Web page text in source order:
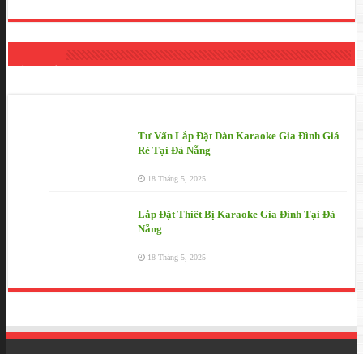
Tin Mới
Tư Vấn Lắp Đặt Dàn Karaoke Gia Đình Giá
Rẻ Tại Đà Nẵng
18 Tháng 5, 2025
Lắp Đặt Thiết Bị Karaoke Gia Đình Tại Đà
Nẵng
18 Tháng 5, 2025